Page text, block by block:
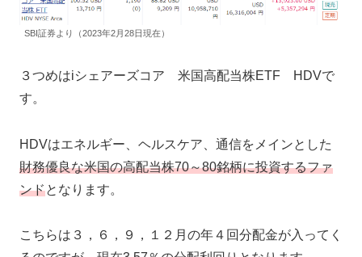
SBI証券より（2023年2月28日現在）
３つめはiシェアーズコア 米国高配当株ETF HDVで
す。
HDVはエネルギー、ヘルスケア、通信をメインとした
財務優良な米国の高配当株70～80銘柄に投資するファ
ンドとなります。
こちらは３，６，９，１２月の年４回分配金が入ってく